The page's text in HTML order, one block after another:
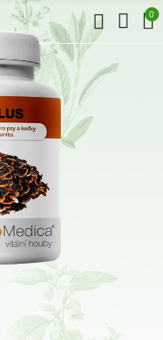
0